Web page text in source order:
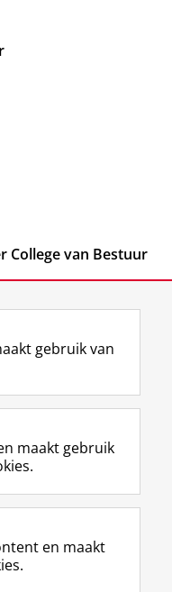
College van Bestuur
L
i
k
e
I
-
p
R
S
-
f
e
R
I
n
t
r
m
Y
o
T
e
k
gebruik van
maakt gebruik
en maakt